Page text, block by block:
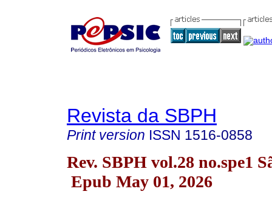
Revista da SBPH
Print version ISSN 1516-0858
Rev. SBPH vol.28 no.spe1
Epub May 01, 2026